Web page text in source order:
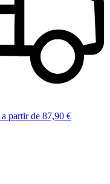
a partir de 87,90 €